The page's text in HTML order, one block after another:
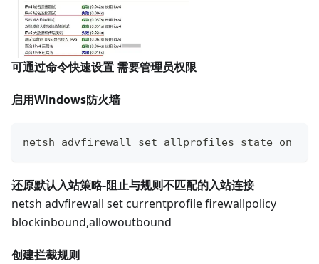
可通过命令快速设置 需要管理员权限
启用Windows防火墙
netsh advfirewall set allprofiles state on
还原默认入站策略-阻止与规则不匹配的入站连接
netsh advfirewall set currentprofile firewallpolicy
blockinbound,allowoutbound
创建拦截规则